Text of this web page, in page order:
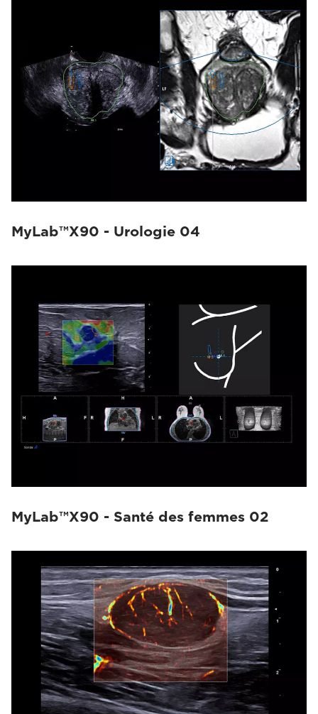
MyLab™X90 - Urologie 04
MyLab™X90 - Santé des femmes 02